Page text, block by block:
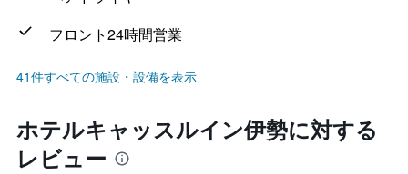
フロント24時間営業
41件すべての施設・設備を表示
ホテルキャッスルイン伊勢に対する
レビュー